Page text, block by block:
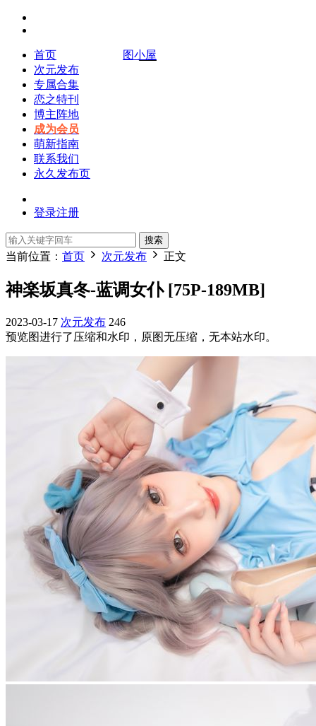
图小屋
首页
次元发布
专属合集
恋之特刊
博主阵地
成为会员
萌新指南
联系我们
永久发布页
登录注册
搜索
当前位置： 首页 次元发布 正文
神楽坂真冬-蓝调女仆 [75P-189MB]
2023-03-17 次元发布 246
预览图进行了压缩和水印，原图无压缩，无本站水印。